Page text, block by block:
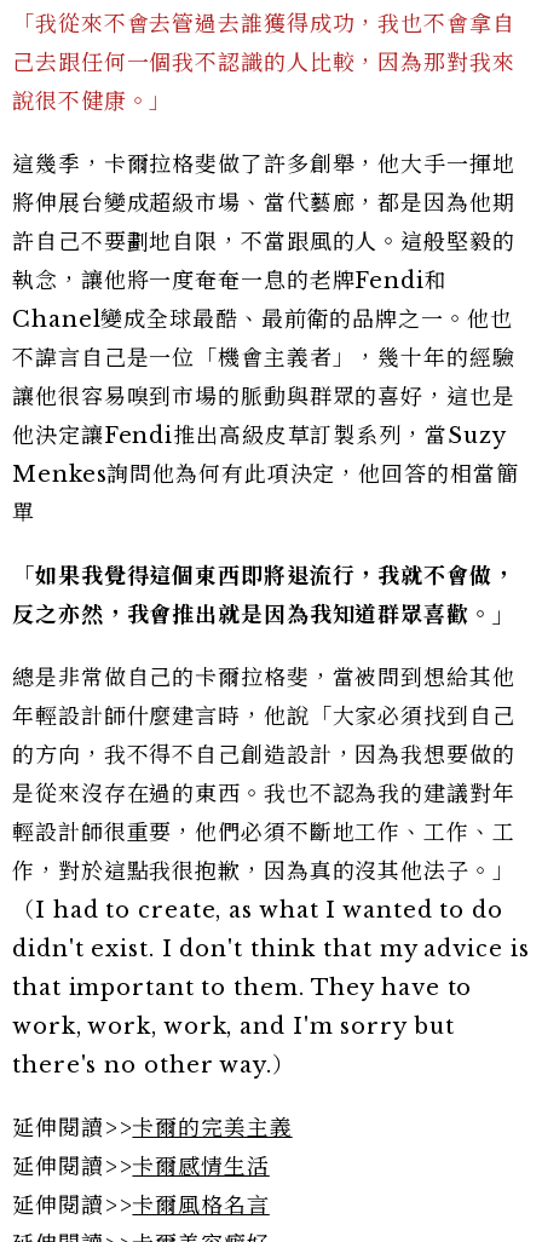
「我從來不會去管過去誰獲得成功，我也不會拿自
己去跟任何一個我不認識的人比較，因為那對我來
說很不健康。」
這幾季，卡爾拉格斐做了許多創舉，他大手一揮地
將伸展台變成超級市場、當代藝廊，都是因為他期
許自己不要劃地自限，不當跟風的人。這般堅毅的
執念，讓他將一度奄奄一息的老牌Fendi和
Chanel變成全球最酷、最前衛的品牌之一。他也
不諱言自己是一位「機會主義者」，幾十年的經驗
讓他很容易嗅到市場的脈動與群眾的喜好，這也是
他決定讓Fendi推出高級皮草訂製系列，當Suzy
Menkes詢問他為何有此項決定，他回答的相當簡
單
「如果我覺得這個東西即將退流行，我就不會做，
反之亦然，我會推出就是因為我知道群眾喜歡。」
總是非常做自己的卡爾拉格斐，當被問到想給其他
年輕設計師什麼建言時，他說「大家必須找到自己
的方向，我不得不自己創造設計，因為我想要做的
是從來沒存在過的東西。我也不認為我的建議對年
輕設計師很重要，他們必須不斷地工作、工作、工
作，對於這點我很抱歉，因為真的沒其他法子。」
（I had to create, as what I wanted to do
didn't exist. I don't think that my advice is
that important to them. They have to
work, work, work, and I'm sorry but
there's no other way.）
延伸閱讀>>卡爾的完美主義
延伸閱讀>>卡爾感情生活
延伸閱讀>>卡爾風格名言